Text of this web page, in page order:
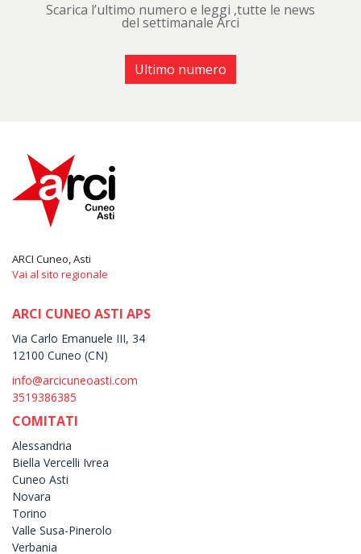
Scarica l’ultimo numero e leggi ,tutte le news
del settimanale Arci
Ultimo numero
ARCI Cuneo, Asti
Vai al sito regionale
ARCI CUNEO ASTI APS
Via Carlo Emanuele III, 34
12100 Cuneo (CN)
info@arcicuneoasti.com
3519386385
COMITATI
Alessandria
Biella Vercelli Ivrea
Cuneo Asti
Novara
Torino
Valle Susa-Pinerolo
Verbania